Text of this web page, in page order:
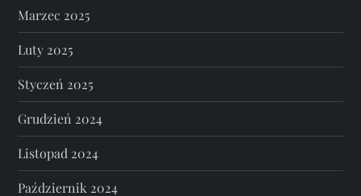
Marzec 2025
Luty 2025
Styczeń 2025
Grudzień 2024
Listopad 2024
Październik 2024